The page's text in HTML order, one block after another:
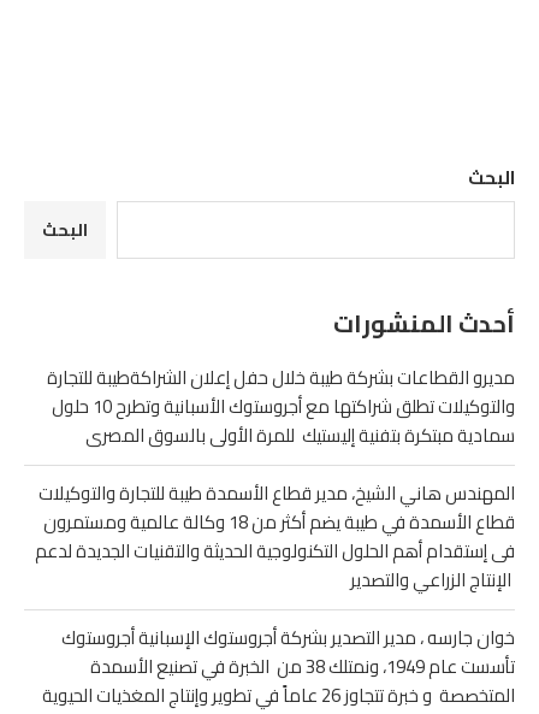
البحث
البحث
أحدث المنشورات
مديرو القطاعات بشركة طيبة خلال حفل إعلان الشراكةطيبة للتجارة
والتوكيلات تطلق شراكتها مع أجروستوك الأسبانية وتطرح 10 حلول
سمادية مبتكرة بتفنية إليستيك للمرة الأولى بالسوق المصرى
المهندس هاني الشيخ، مدير قطاع الأسمدة طيبة للتجارة والتوكيلات
قطاع الأسمدة في طيبة يضم أكثر من 18 وكالة عالمية ومستمرون
فى إستقدام أهم الحلول التكنولوجية الحديثة والتقنيات الجديدة لدعم
الإنتاج الزراعي والتصدير
خوان جارسه ، مدير التصدير بشركة أجروستوك الإسبانية أجروستوك
تأسست عام 1949، ونمتلك 38 من الخبرة في تصنيع الأسمدة
المتخصصة و خبرة تتجاوز 26 عاماً في تطوير وإنتاج المغذيات الحيوية